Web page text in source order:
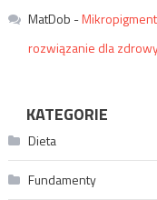
MatDob -
rozwiązanie dla
KATEGORIE
Dieta
Fundamenty